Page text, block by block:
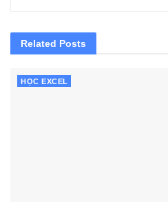
Related Posts
HỌC EXCEL